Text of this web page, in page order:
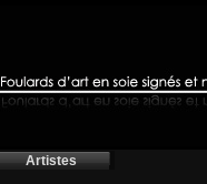
Artistes